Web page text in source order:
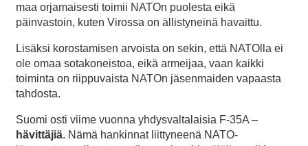
maa orjamaisesti toimii NATOn puolesta eikä
päinvastoin, kuten Virossa on ällistyneinä havaittu.
Lisäksi korostamisen arvoista on sekin, että NATOlla ei
ole omaa sotakoneistoa, eikä armeijaa, vaan kaikki
toiminta on riippuvaista NATOn jäsenmaiden vapaasta
tahdosta.
Suomi osti viime vuonna yhdysvaltalaisia F-35A –
hävittäjiä. Nämä hankinnat liittyneenä NATO-